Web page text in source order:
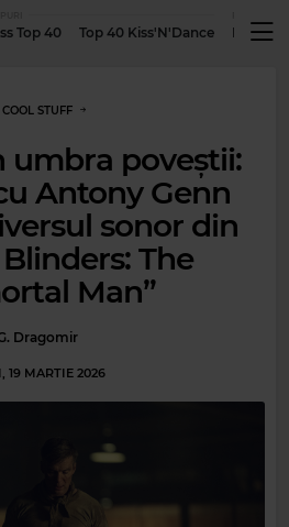
Top 40 Top 40 Kiss'N'Dance
COOL STUFF
umbra poveștii:
Antony Genn
sonor din
The
Man”
Dragomir
19 MARTIE 2026